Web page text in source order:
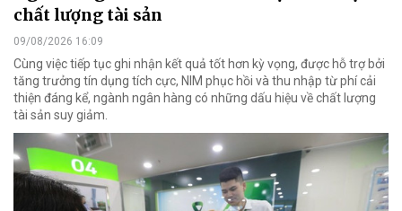
chất lượng tài sản
09/08/2026 16:09
Cùng việc tiếp tục ghi nhận kết quả tốt hơn kỳ vọng, được hỗ trợ bởi
tăng trưởng tín dụng tích cực, NIM phục hồi và thu nhập từ phí cải
thiện đáng kể, ngành ngân hàng có những dấu hiệu về chất lượng
tài sản suy giảm.